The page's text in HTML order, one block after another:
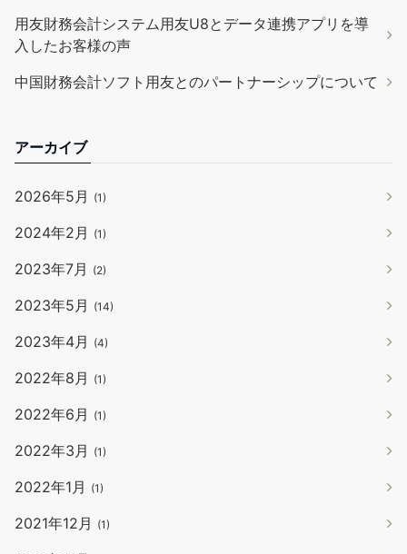
用友財務会計システム用友U8とデータ連携アプリを導
入したお客様の声
中国財務会計ソフト用友とのパートナーシップについて
アーカイブ
2026年5月 (1)
2024年2月 (1)
2023年7月 (2)
2023年5月 (14)
2023年4月 (4)
2022年8月 (1)
2022年6月 (1)
2022年3月 (1)
2022年1月 (1)
2021年12月 (1)